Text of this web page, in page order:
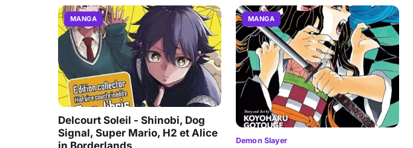
MANGA
Delcourt Soleil - Shinobi, Dog
Signal, Super Mario, H2 et Alice
MANGA
Demon Slayer